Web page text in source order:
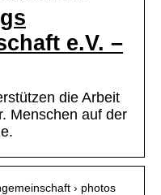
e.V. –
die Arbeit
Menschen auf der
› photos